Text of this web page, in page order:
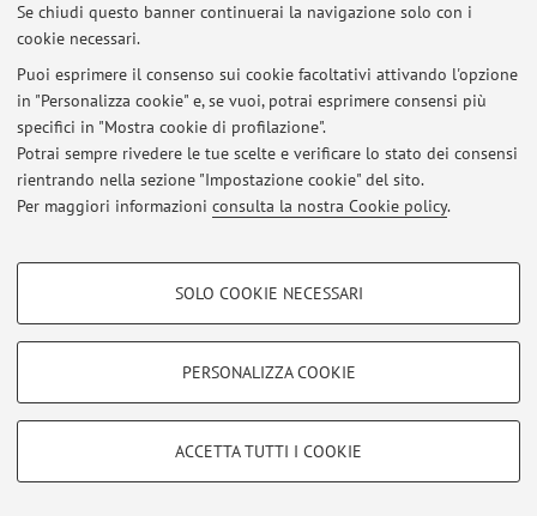
Se chiudi questo banner continuerai la navigazione solo con i
cookie necessari.
Puoi esprimere il consenso sui cookie facoltativi attivando l'opzione
in "Personalizza cookie" e, se vuoi, potrai esprimere consensi più
specifici in "Mostra cookie di profilazione".
Potrai sempre rivedere le tue scelte e verificare lo stato dei consensi
rientrando nella sezione "Impostazione cookie" del sito.
Per maggiori informazioni consulta la nostra Cookie policy.
COOKIE DI PROFILAZIONE - FACOLTATIVI
COOKIE TECNICI - NECESSARI
Si tratta di cookie tecnici utilizzati, a titolo esemplificativo, per il corretto
SOLO COOKIE NECESSARI
PERSONALIZZA COOKIE
ACCETTA TUTTI I COOKIE
Ultimi avvisi
Al momento non sono presenti avvisi.
Area riservata
Accedi tramiteloginper gestire tutti i contenuti del sito.
Zamboni, 33 - 40126 Bologna - Partita IVA: 01131710376